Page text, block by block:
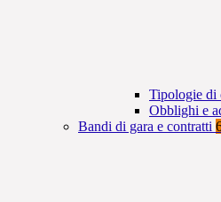
Tipologie di
Obblighi e
Bandi di gara e contratti